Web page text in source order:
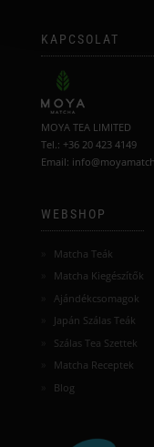
KAPCSOLAT
MOYA TEA LIMITED
Tel.: +36 20 423 4149
Email:
WEBSHOP
Matcha Teák
Matcha Kiegészítők
Ajándékcsomagok
Japán Szálas Teák
Szálas Tea Szettek
Matcha Receptek
Blog